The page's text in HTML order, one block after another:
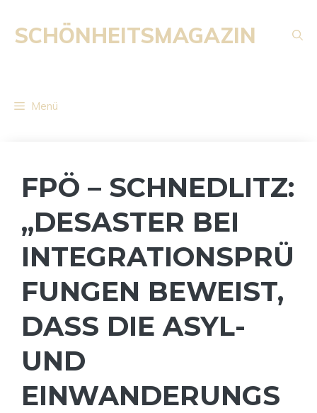
Inhalt
springen
SCHÖNHEITSMAGAZIN
Menü
FPÖ – SCHNEDLITZ:
„DESASTER BEI
INTEGRATIONSPRÜ
FUNGEN BEWEIST,
DASS DIE ASYL-
UND
EINWANDERUNGS